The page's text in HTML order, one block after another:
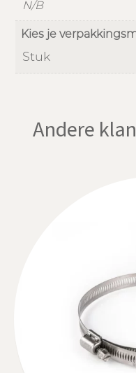
N/B
Kies je
Stuk
Andere